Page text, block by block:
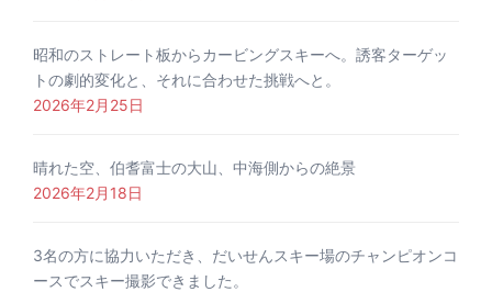
昭和のストレート板からカービングスキーへ。誘客ターゲッ
トの劇的変化と、それに合わせた挑戦へと。
2026年2月25日
晴れた空、伯耆富士の大山、中海側からの絶景
2026年2月18日
3名の方に協力いただき、だいせんスキー場のチャンピオンコ
ースでスキー撮影できました。